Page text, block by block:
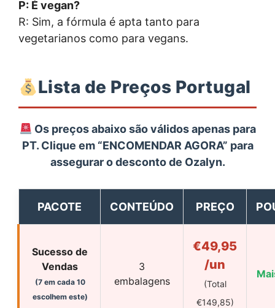
P: É vegan?
R: Sim, a fórmula é apta tanto para
vegetarianos como para vegans.
Lista de Preços Portugal
Os preços abaixo são válidos apenas para
PT. Clique em “ENCOMENDAR AGORA” para
assegurar o desconto de Ozalyn.
PACOTE CONTEÚDO PREÇO
Sucesso de
Vendas
(7 em cada 10
escolhem este)
3
embalagens
€49,95
/un
(Total
€149,85)